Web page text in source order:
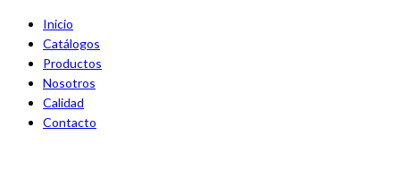
Inicio
Catálogos
Productos
Nosotros
Calidad
Contacto